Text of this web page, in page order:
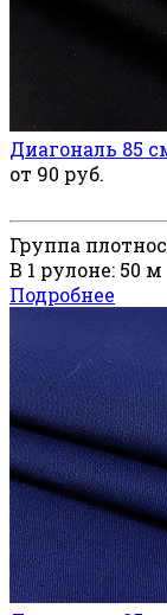
Диагональ 85
от 90 руб.
Группа
В 1 рулоне: 50 м
Подробнее